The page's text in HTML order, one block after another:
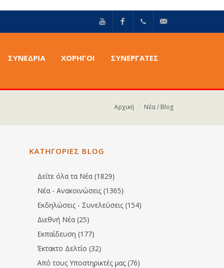
ΣΥΝΈΔΡΙΑ ΧΟΡΗΓΟΙ ΣΥΝΕΡΓΑΤΕΣ
Αρχική Νέα / Blog
ΚΑΤΗΓΟΡΙΕΣ BLOG
Δείτε όλα τα Νέα (1829)
Νέα - Ανακοινώσεις (1365)
Εκδηλώσεις - Συνελεύσεις (154)
Διεθνή Νέα (25)
Εκπαίδευση (177)
Έκτακτο Δελτίο (32)
Από τους Υποστηρικτές μας (76)